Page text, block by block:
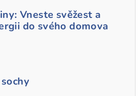
Vneste svěžest a
do svého domova